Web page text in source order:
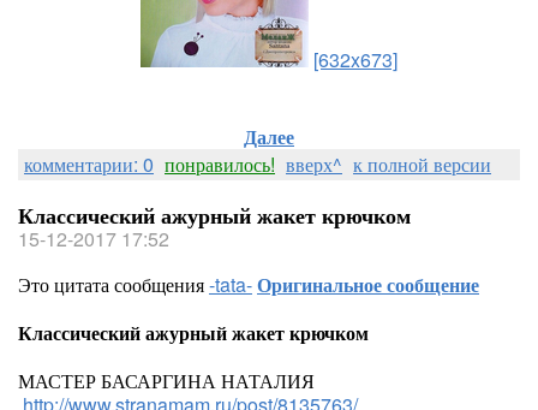
[632x673]
Далее
комментарии: 0 понравилось! вверх^ к полной версии
Классический ажурный жакет крючком
15-12-2017 17:52
Это цитата сообщения-tata-Оригинальное сообщение
Классический ажурный жакет крючком
МАСТЕР БАСАРГИНА НАТАЛИЯ